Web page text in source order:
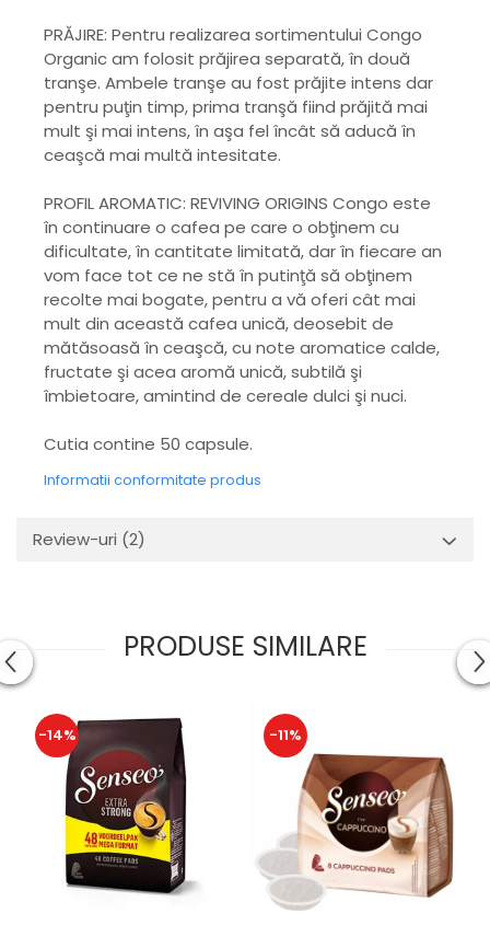
PRĂJIRE: Pentru realizarea sortimentului Congo
Organic am folosit prăjirea separată, în două
tranşe. Ambele tranşe au fost prăjite intens dar
pentru puţin timp, prima tranşă fiind prăjită mai
mult şi mai intens, în aşa fel încât să aducă în
ceaşcă mai multă intesitate.
PROFIL AROMATIC: REVIVING ORIGINS Congo este
în continuare o cafea pe care o obţinem cu
dificultate, în cantitate limitată, dar în fiecare an
vom face tot ce ne stă în putinţă să obţinem
recolte mai bogate, pentru a vă oferi cât mai
mult din această cafea unică, deosebit de
mătăsoasă în ceaşcă, cu note aromatice calde,
fructate şi acea aromă unică, subtilă şi
îmbietoare, amintind de cereale dulci şi nuci.
Cutia contine 50 capsule.
Informatii conformitate produs
Review-uri (2)
PRODUSE SIMILARE
-14% -11%